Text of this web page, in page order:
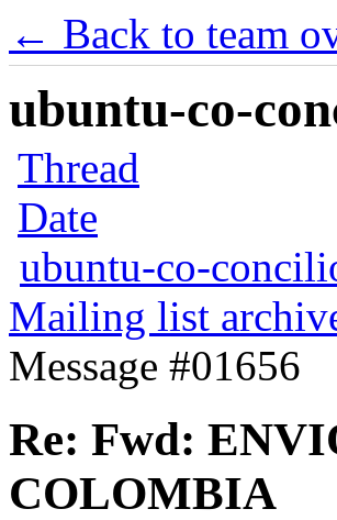
← Back to team
ubuntu-co-
Thread
Date
ubuntu-co-
Mailing list
Message #01656
Re: Fwd:
COLOMBIA